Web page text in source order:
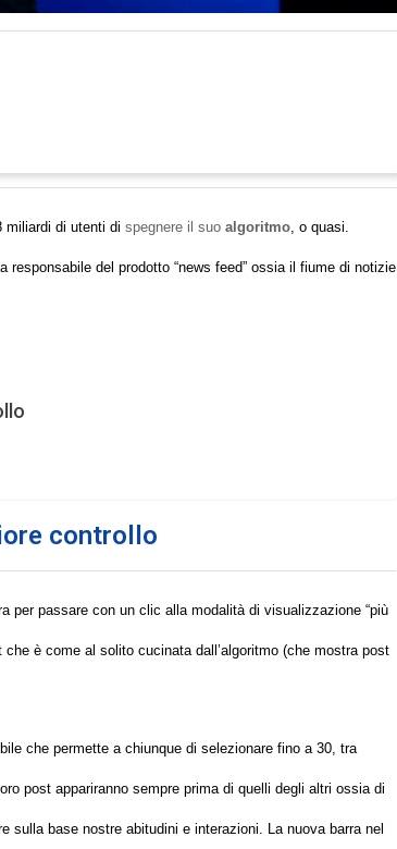
miliardi di utenti di spegnere il suo algoritmo, o quasi.
del prodotto “news feed” ossia il fiume di notizie
controllo
per passare con un clic alla modalità di visualizzazione “più
è come al solito cucinata dall’algoritmo (che mostra post
che permette a chiunque di selezionare fino a 30, tra
post appariranno sempre prima di quelli degli altri ossia di
sulla base nostre abitudini e interazioni. La nuova barra nel